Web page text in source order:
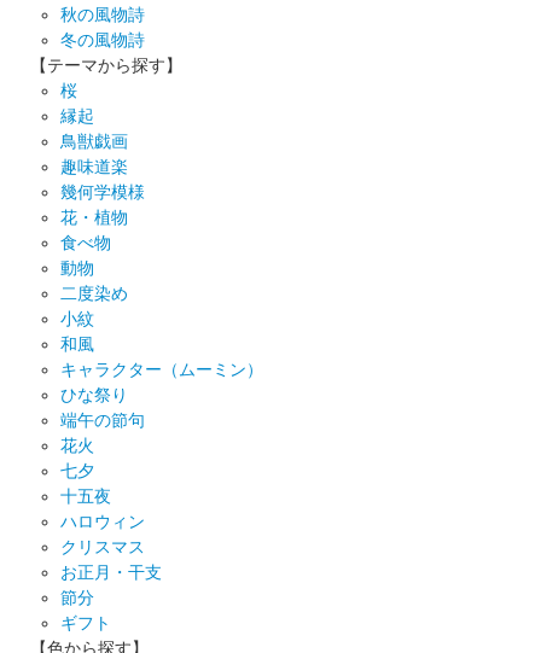
秋の風物詩
冬の風物詩
【テーマから探す】
桜
縁起
鳥獣戯画
趣味道楽
幾何学模様
花・植物
食べ物
動物
二度染め
小紋
和風
キャラクター（ムーミン）
ひな祭り
端午の節句
花火
七夕
十五夜
ハロウィン
クリスマス
お正月・干支
節分
ギフト
【色から探す】